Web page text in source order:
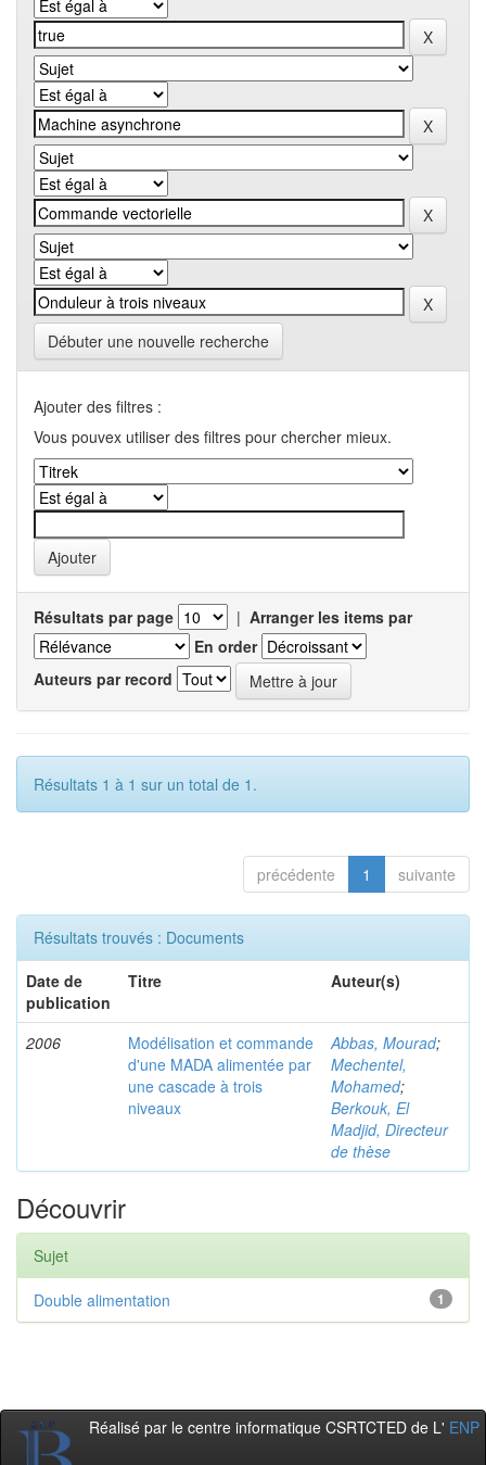
Débuter une nouvelle recherche
Ajouter des filtres :
Vous pouvex utiliser des filtres pour chercher mieux.
Résultats par page | Arranger les items par
En order
Auteurs par record
Résultats 1 à 1 sur un total de 1.
précédente 1 suivante
Résultats trouvés : Documents
Date de
publication
Titre Auteur(s)
2006
Modélisation et commande
d'une MADA alimentée par
une cascade à trois
niveaux
Abbas, Mourad;
Mechentel,
Mohamed;
Berkouk, El
Madjid, Directeur
de thèse
Découvrir
Sujet
1
Double alimentation
Réalisé par le centre informatique CSRTCTED de L' ENP